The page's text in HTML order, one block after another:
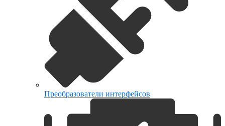
Преобразователи интерфейсов